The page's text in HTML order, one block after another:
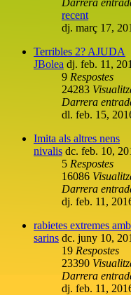
recent
dj. març 17,
Terribles 2? AJUDA
JBolea dj. feb. 11,
9 Respostes
24283
Darrera
dl. feb. 15,
Imita als altres nens
nivalis dc. feb. 10,
5 Respostes
16086
Darrera
dj. feb. 11,
rabietes extremes
sarins dc. juny 10,
19 Respostes
23390
Darrera
dj. feb. 11,